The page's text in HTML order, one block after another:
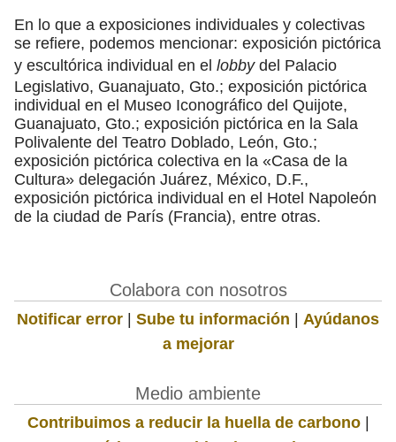
En lo que a exposiciones individuales y colectivas
se refiere, podemos mencionar: exposición pictórica
y escultórica individual en el lobbydel Palacio
Legislativo, Guanajuato, Gto.; exposición pictórica
individual en el Museo Iconográfico del Quijote,
Guanajuato, Gto.; exposición pictórica en la Sala
Polivalente del Teatro Doblado, León, Gto.;
exposición pictórica colectiva en la «Casa de la
Cultura» delegación Juárez, México, D.F.,
exposición pictórica individual en el Hotel Napoleón
de la ciudad de París (Francia), entre otras.
Colabora con nosotros
Notificar error | Sube tu información | Ayúdanos
a mejorar
Medio ambiente
Contribuimos a reducir la huella de carbono|